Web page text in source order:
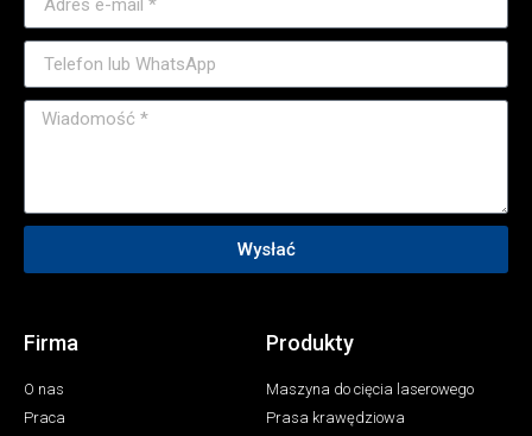
Wysłać
Firma
O nas
Praca
Produkty
Maszyna do cięcia laserowego
Prasa krawędziowa